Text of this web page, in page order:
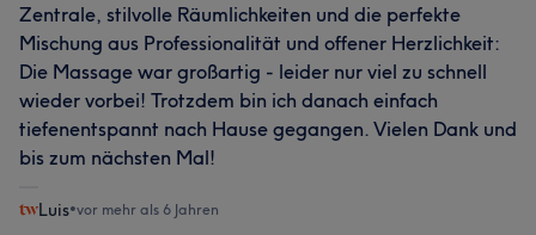
Zentrale, stilvolle Räumlichkeiten und die perfekte
Mischung aus Professionalität und offener Herzlichkeit:
Die Massage war großartig - leider nur viel zu schnell
wieder vorbei! Trotzdem bin ich danach einfach
tiefenentspannt nach Hause gegangen. Vielen Dank und
bis zum nächsten Mal!
Luis•vor mehr als 6 Jahren